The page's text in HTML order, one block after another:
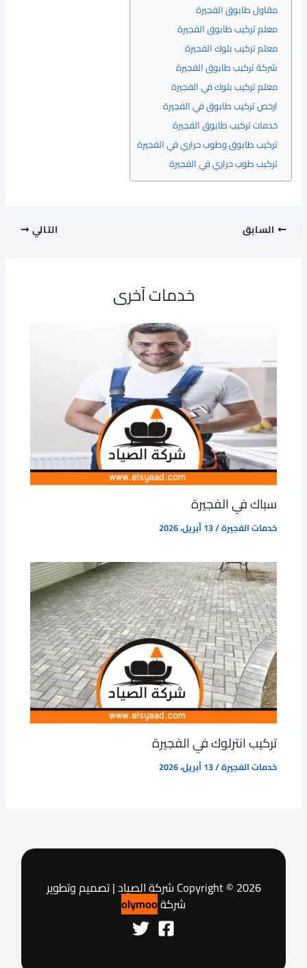
مقاول طابوق الفجيرة
معلم تركيب طابوق الفجيرة
معلم تركيب بلوك الفجيرة
شركة تركيب طابوق الفجيرة
معلم تركيب بلوك في الفجيرة
ارخص تركيب طابوق في الفجيرة
خدمات تركيب طابوق الفجيرة
تركيب طابوق وطوب حراري في الفجيرة
تركيب طوب حراري في الفجيرة
السابق التالي
خدمات آخرى
سباك في الفجيرة
خدمات الفجيرة/13 أبريل، 2026
تركيب انترلوك في الفجيرة
خدمات الفجيرة/13 أبريل، 2026
Copyright © 2026 شركة الصياد | تصميم وتطوير
شركةolymoo